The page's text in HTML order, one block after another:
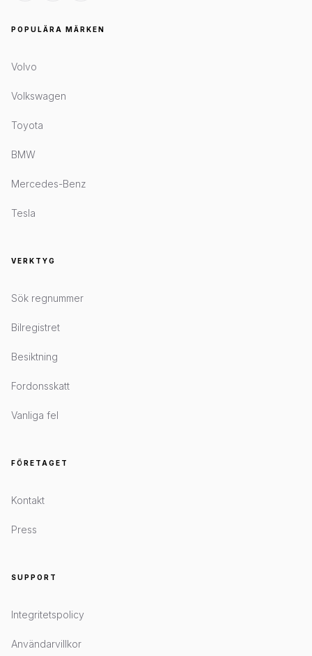
POPULÄRA MÄRKEN
Volvo
Volkswagen
Toyota
BMW
Mercedes-Benz
Tesla
VERKTYG
Sök regnummer
Bilregistret
Besiktning
Fordonsskatt
Vanliga fel
FÖRETAGET
Kontakt
Press
SUPPORT
Integritetspolicy
Användarvillkor